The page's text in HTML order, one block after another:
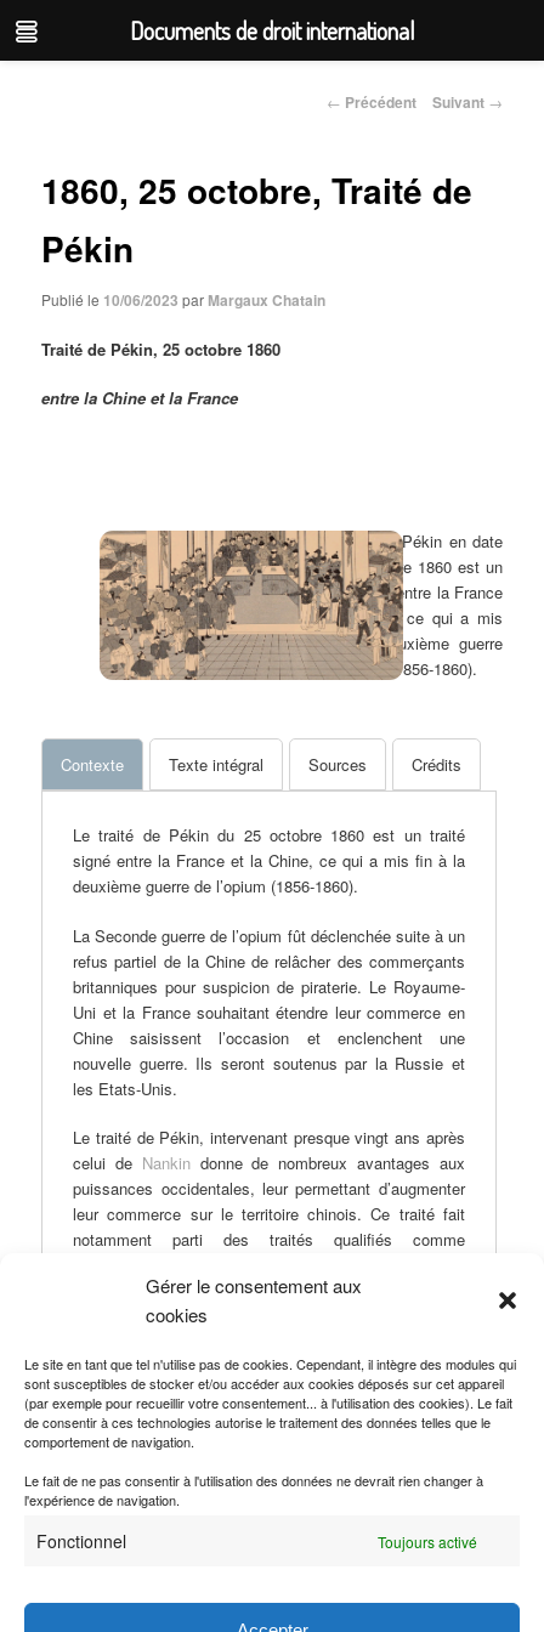
Gérer le consentement aux
cookies
Le site en tant que tel n'utilise pas de cookies. Cependant, il intègre des modules qui
sont susceptibles de stocker et/ou accéder aux cookies déposés sur cet appareil
(par exemple pour recueillir votre consentement... à l'utilisation des cookies). Le fait
de consentir à ces technologies autorise le traitement des données telles que le
comportement de navigation.
Le fait de ne pas consentir à l'utilisation des données ne devrait rien changer à
l'expérience de navigation.
Fonctionnel Toujours activé
Navigation
← Précédent Suivant →
1860, 25 octobre, Traité de
Pékin
Publié le 10/06/2023 par Margaux Chatain
Traité de Pékin, 25 octobre 1860
entre la Chine et la France
Le traité de Pékin en date
du 25 octobre 1860 est un
traité signé entre la France
et la Chine, ce qui a mis
fin à la deuxième guerre
de l’opium (1856-1860).
Contexte Texte intégral Sources Crédits
Le traité de Pékin du 25 octobre 1860 est un traité
signé entre la France et la Chine, ce qui a mis fin à la
deuxième guerre de l’opium (1856-1860).
La Seconde guerre de l’opium fût déclenchée suite à un
refus partiel de la Chine de relâcher des commerçants
britanniques pour suspicion de piraterie. Le Royaume-
Uni et la France souhaitant étendre leur commerce en
Chine saisissent l’occasion et enclenchent une
nouvelle guerre. Ils seront soutenus par la Russie et
les Etats-Unis.
Le traité de Pékin, intervenant presque vingt ans après
celui de Nankin donne de nombreux avantages aux
puissances occidentales, leur permettant d’augmenter
leur commerce sur le territoire chinois. Ce traité fait
notamment parti des traités qualifiés comme
19ème siècle entre les puissances asiatiques et
occidentales considérés comme déséquilibrés.
Ce contenu a été publié dansTraité de paixparMargaux Chatain, et
marqué avec1815-1913 : Traités du 19e siècle
Mettez-le en favori avec sonpermalien.
A propos Margaux Chatain
Documents de droit international